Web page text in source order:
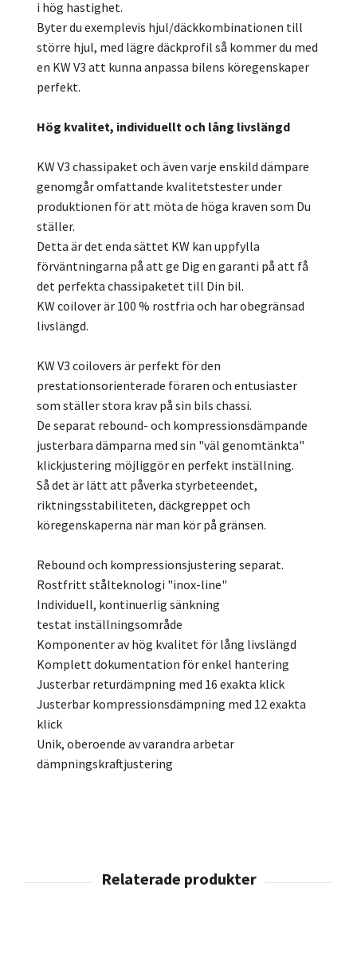
i hög hastighet.
Byter du exemplevis hjul/däckkombinationen till
större hjul, med lägre däckprofil så kommer du med
en KW V3 att kunna anpassa bilens köregenskaper
perfekt.
Hög kvalitet, individuellt och lång livslängd
KW V3 chassipaket och även varje enskild dämpare
genomgår omfattande kvalitetstester under
produktionen för att möta de höga kraven som Du
ställer.
Detta är det enda sättet KW kan uppfylla
förväntningarna på att ge Dig en garanti på att få
det perfekta chassipaketet till Din bil.
KW coilover är 100 % rostfria och har obegränsad
livslängd.
KW V3 coilovers är perfekt för den
prestationsorienterade föraren och entusiaster
som ställer stora krav på sin bils chassi.
De separat rebound- och kompressionsdämpande
justerbara dämparna med sin "väl genomtänkta"
klickjustering möjliggör en perfekt inställning.
Så det är lätt att påverka styrbeteendet,
riktningsstabiliteten, däckgreppet och
köregenskaperna när man kör på gränsen.
Rebound och kompressionsjustering separat.
Rostfritt stålteknologi "inox-line"
Individuell, kontinuerlig sänkning
testat inställningsområde
Komponenter av hög kvalitet för lång livslängd
Komplett dokumentation för enkel hantering
Justerbar returdämpning med 16 exakta klick
Justerbar kompressionsdämpning med 12 exakta
klick
Unik, oberoende av varandra arbetar
dämpningskraftjustering